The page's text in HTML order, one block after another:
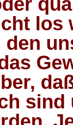
los
den
sind